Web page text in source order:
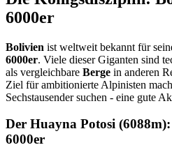
6000er
Bolivien ist weltweit bekannt für
6000er. Viele dieser Giganten sind
als vergleichbare Berge in anderen
Ziel für ambitionierte Alpinisten
Sechstausender suchen - eine gute
Der Huayna Potosi
6000er